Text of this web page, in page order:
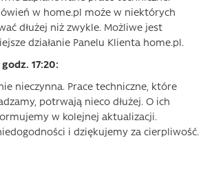
w home.pl może w niektórych
dłużej niż zwykle. Możliwe jest
działanie Panelu Klienta home.pl.
17:20:
nieczynna. Prace techniczne, które
potrwają nieco dłużej. O ich
w kolejnej aktualizacji.
i dziękujemy za cierpliwość.